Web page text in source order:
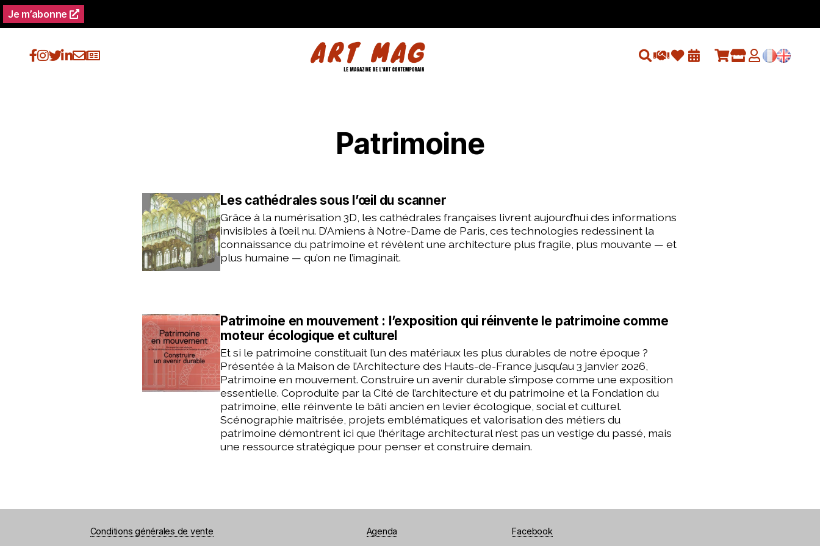
Je m’abonne
Patrimoine
Les cathédrales sous l’œil du scanner
Grâce à la numérisation 3D, les cathédrales françaises livrent aujourd’hui des informations
invisibles à l’œil nu. D’Amiens à Notre-Dame de Paris, ces technologies redessinent la
connaissance du patrimoine et révèlent une architecture plus fragile, plus mouvante — et
plus humaine — qu’on ne l’imaginait.
Patrimoine en mouvement : l’exposition qui réinvente le patrimoine comme
moteur écologique et culturel
Et si le patrimoine constituait l’un des matériaux les plus durables de notre époque ?
Présentée à la Maison de l’Architecture des Hauts-de-France jusqu’au 3 janvier 2026,
Patrimoine en mouvement. Construire un avenir durable s’impose comme une exposition
essentielle. Coproduite par la Cité de l’architecture et du patrimoine et la Fondation du
patrimoine, elle réinvente le bâti ancien en levier écologique, social et culturel.
Scénographie maîtrisée, projets emblématiques et valorisation des métiers du
patrimoine démontrent ici que l’héritage architectural n’est pas un vestige du passé, mais
une ressource stratégique pour penser et construire demain.
Conditions générales de vente Agenda Facebook